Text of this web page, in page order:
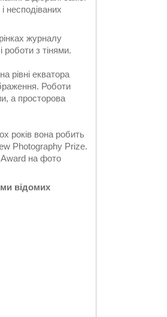
несподіваних
журналу
роботи з тінями.
рівні екватора
Роботи
а просторова
років вона робить
Photography Prize.
Award на фото
відомих